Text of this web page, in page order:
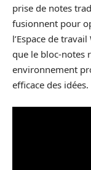
prise de notes
fusionnent pour
l’Espace de
que le bloc-notes
environnement
efficace des idées.